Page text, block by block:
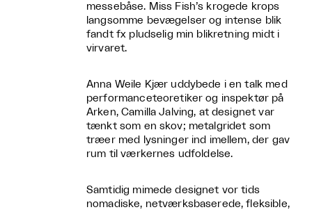
messebåse. Miss Fish’s krogede krops
langsomme bevægelser og intense blik
fandt fx pludselig min blikretning midt i
virvaret.
Anna Weile Kjær uddybede i en talk med
performanceteoretiker og inspektør på
Arken, Camilla Jalving, at designet var
tænkt som en skov; metalgridet som
træer med lysninger ind imellem, der gav
rum til værkernes udfoldelse.
Samtidig mimede designet vor tids
nomadiske, netværksbaserede, fleksible,